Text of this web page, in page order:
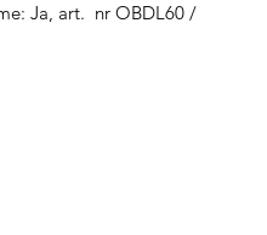
Ja, art. nr OBDL60 /